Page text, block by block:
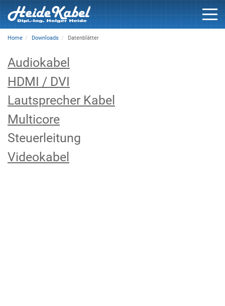
Home Downloads Datenblätter
Audiokabel
HDMI / DVI
Lautsprecher Kabel
Multicore
Steuerleitung
Videokabel